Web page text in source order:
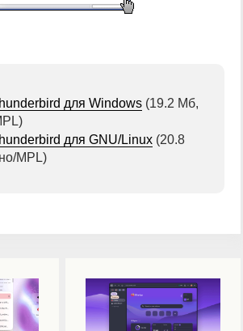
для Windows (19.2 Мб,
для GNU/Linux (20.8
MPL)